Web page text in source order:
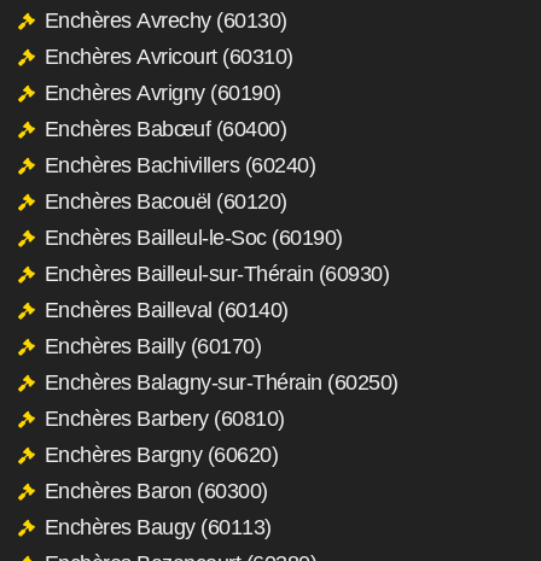
Enchères Avrechy (60130)
Enchères Avricourt (60310)
Enchères Avrigny (60190)
Enchères Babœuf (60400)
Enchères Bachivillers (60240)
Enchères Bacouël (60120)
Enchères Bailleul-le-Soc (60190)
Enchères Bailleul-sur-Thérain (60930)
Enchères Bailleval (60140)
Enchères Bailly (60170)
Enchères Balagny-sur-Thérain (60250)
Enchères Barbery (60810)
Enchères Bargny (60620)
Enchères Baron (60300)
Enchères Baugy (60113)